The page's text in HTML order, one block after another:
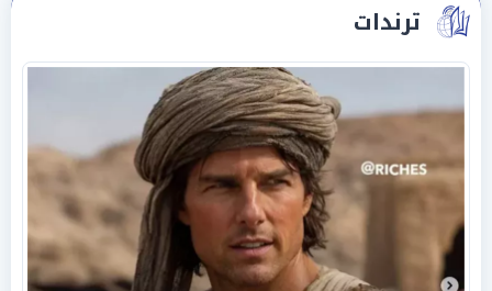
ترندات